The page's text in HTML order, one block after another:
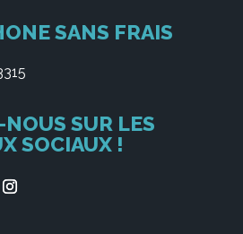
SANS FRAIS
SUR LES
SOCIAUX !